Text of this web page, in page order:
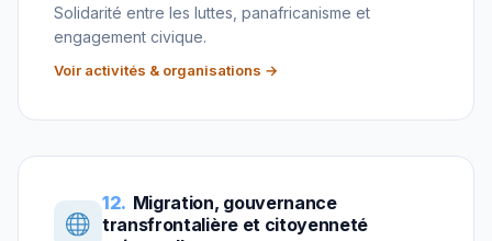
Solidarité entre les luttes, panafricanisme et
engagement civique.
Voir activités & organisations →
12. Migration, gouvernance
transfrontalière et citoyenneté